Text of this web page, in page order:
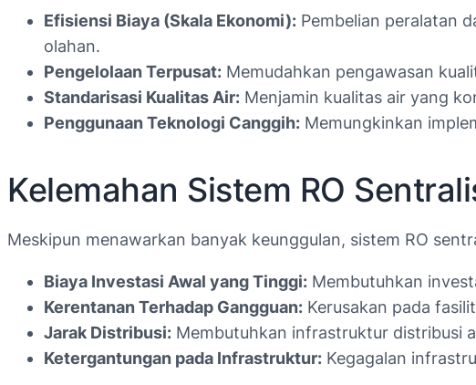
Efisiensi Biaya (Skala Ekonomi): Pembelian peralatan
olahan.
Pengelolaan Terpusat: Memudahkan pengawasan
Standarisasi Kualitas Air: Menjamin kualitas air yang
Penggunaan Teknologi Canggih: Memungkinkan
Kelemahan Sistem RO
Meskipun menawarkan banyak keunggulan, sistem RO
Biaya Investasi Awal yang Tinggi: Membutuhkan
Kerentanan Terhadap Gangguan: Kerusakan pada
Jarak Distribusi: Membutuhkan infrastruktur distribusi
Ketergantungan pada Infrastruktur: Kegagalan